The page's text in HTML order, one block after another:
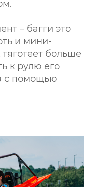
– багги это
и мини-
больше
к рулю его
с помощью